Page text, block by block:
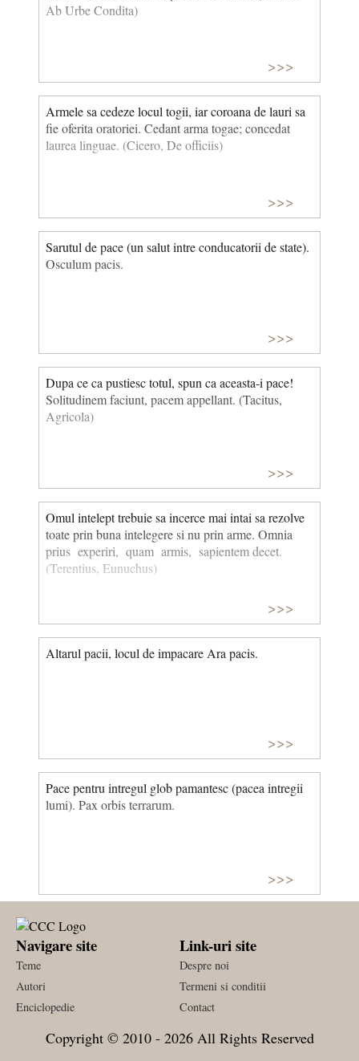
Ab Urbe Condita)
>>>
Armele sa cedeze locul togii, iar coroana de lauri sa
fie oferita oratoriei. Cedant arma togae; concedat
laurea lin­guae. (Cicero, De officiis)
>>>
Sarutul de pace (un salut intre conducatorii de state).
Osculum pacis.
>>>
Dupa ce ca pustiesc totul, spun ca aceasta-i pace!
Solitudinem faciunt, pacem appellant. (Tacitus,
Agricola)
>>>
Omul intelept trebuie sa incerce mai intai sa rezolve
toate prin buna intelegere si nu prin arme. Omnia
prius experiri, quam armis, sapientem decet.
(Terentius, Eunuchus)
>>>
Altarul pacii, locul de impacare Ara pacis.
>>>
Pace pentru intregul glob pamantesc (pacea intregii
lumi). Pax orbis terrarum.
>>>
Navigare site
Teme
Autori
Enciclopedie
Link-uri site
Despre noi
Termeni si conditii
Contact
Copyright © 2010 - 2026 All Rights Reserved